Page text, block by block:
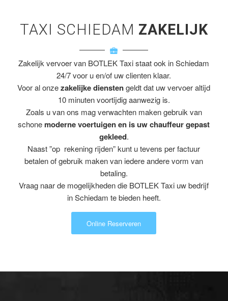
TAXI SCHIEDAM ZAKELIJK
Zakelijk vervoer van BOTLEK Taxi staat ook in Schiedam
24/7 voor u en/of uw clienten klaar.
Voor al onzezakelijke dienstengeldt dat uw vervoer altijd
10 minuten voortijdig aanwezig is.
Zoals u van ons mag verwachten maken gebruik van
schone moderne voertuigen en is uw chauffeur gepast
gekleed.
Naast ”op rekening rijden” kunt u tevens per factuur
betalen of gebruik maken van iedere andere vorm van
betaling.
Vraag naar de mogelijkheden die BOTLEK Taxi uw bedrijf
in Schiedam te bieden heeft.
Online Reserveren